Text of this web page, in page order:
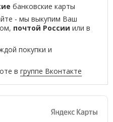
банковские карты
- мы выкупим Ваш
почтой России или в
покупки и
вгруппе Вконтакте